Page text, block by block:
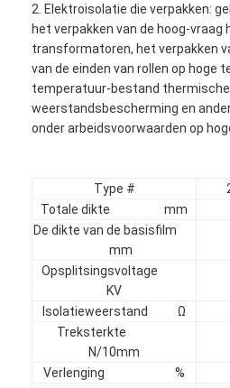
Producten
Ongeveer ons
2. Elektroisolatie die verpakken:
het verpakken van de hoog-vraag
transformatoren, het verpakken
van de einden van rollen op hoge
temperatuur-bestand thermische
weerstandsbescherming en
onder arbeidsvoorwaarden op
Type #
Totale dikte mm
De dikte van de basisfilm
mm
Opsplitsingsvoltage
KV
Isolatieweerstand Ω
Treksterkte
N/10mm
Verlenging %